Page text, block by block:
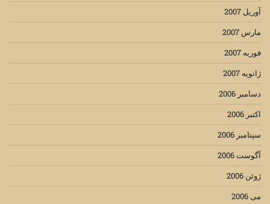
آوریل 2007
مارس 2007
فوریه 2007
ژانویه 2007
دسامبر 2006
اکتبر 2006
سپتامبر 2006
آگوست 2006
ژوئن 2006
می 2006